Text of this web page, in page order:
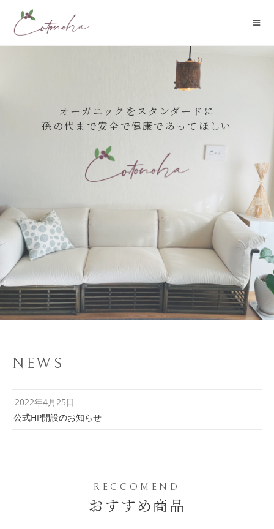
オーガニックをスタンダードに
孫の代まで安全で健康であってほしい
NEWS
2022年4月25日
公式HP開設のお知らせ
RECCOMEND
おすすめ商品